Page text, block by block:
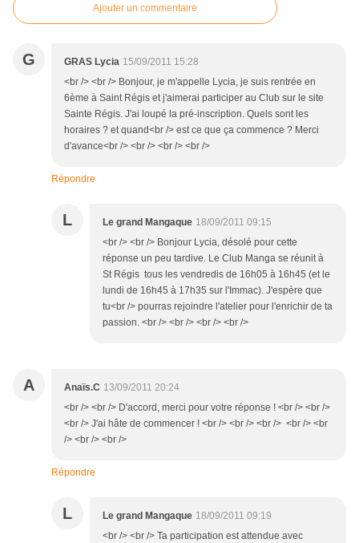
Ajouter un commentaire
G GRAS Lycia 15/09/2011 15:28
<br /> <br /> Bonjour, je m'appelle Lycia, je suis rentrée en
6ème à Saint Régis et j'aimerai participer au Club sur le site
Sainte Régis. J'ai loupé la pré-inscription. Quels sont les
horaires ? et quand<br /> est ce que ça commence ? Merci
d'avance<br /> <br /> <br /> <br />
Répondre
L Le grand Mangaque 18/09/2011 09:15
<br /> <br /> Bonjour Lycia, désolé pour cette
réponse un peu tardive. Le Club Manga se réunit à
St Régis tous les vendredis de 16h05 à 16h45 (et le
lundi de 16h45 à 17h35 sur l'Immac). J'espère que
tu<br /> pourras rejoindre l'atelier pour l'enrichir de ta
passion. <br /> <br /> <br /> <br />
A Anaïs.C 13/09/2011 20:24
<br /> <br /> D'accord, merci pour votre réponse ! <br /> <br />
<br /> J'ai hâte de commencer ! <br /> <br /> <br /> <br /> <br
/> <br /> <br />
Répondre
L Le grand Mangaque 18/09/2011 09:19
<br /> <br /> Ta participation est attendue avec